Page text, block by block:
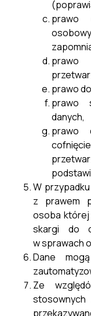
prawo
prawo
prawo
danych,
prawo
W
z prawem
osoba której
skargi do
w sprawach
Dane
Ze